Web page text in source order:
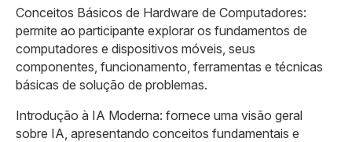
Conceitos Básicos de Hardware de Computadores:
permite ao participante explorar os fundamentos de
computadores e dispositivos móveis, seus
componentes, funcionamento, ferramentas e técnicas
básicas de solução de problemas.
Introdução à IA Moderna: fornece uma visão geral
sobre IA, apresentando conceitos fundamentais e